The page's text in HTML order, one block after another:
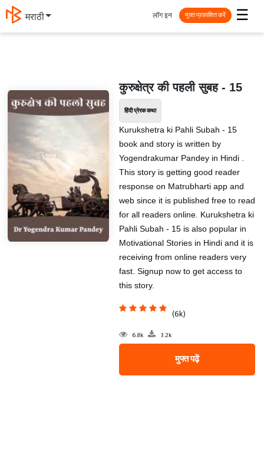
मराठी ☰
लॉग इन मुक्त प्रकाशित करें
कुरुक्षेत्र की पहली सुबह - 15
हिंदी प्रेरक कथा
Kurukshetra ki Pahli Subah - 15
book and story is written by
Yogendrakumar Pandey in Hindi .
This story is getting good reader
response on Matrubharti app and
web since it is published free to read
for all readers online. Kurukshetra ki
Pahli Subah - 15 is also popular in
Motivational Stories in Hindi and it is
receiving from online readers very
fast. Signup now to get access to
this story.
(6k)
6.8k 3.2k
मुफ्त पढ़ें